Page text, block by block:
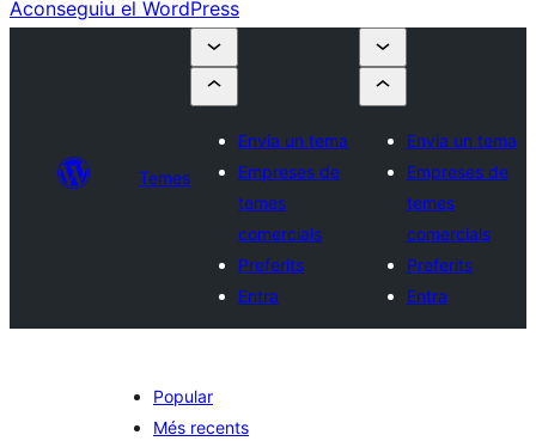
Aconseguiu el WordPress
Temes
Envia un tema
Empreses de
temes
comercials
Preferits
Entra
Envia un tema
Empreses de
temes
comercials
Preferits
Entra
Popular
Més recents